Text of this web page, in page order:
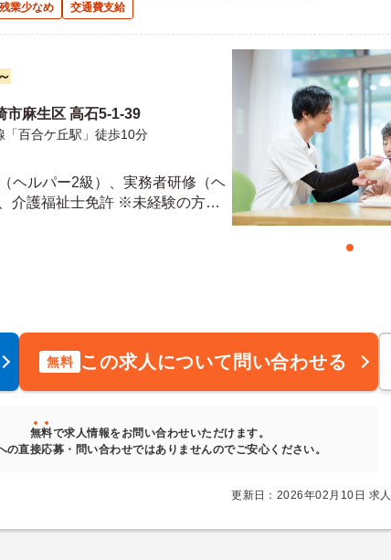
残業少なめ 交通費支給
市麻生区 高石5-1-39
「百合ケ丘駅」徒歩10分
ヘルパー2級）、実務者研修（ヘ
介護福祉士免許 ※未経験の方も
無料 この求人について問い合わせる
無料で求人情報をお問い合わせいただけます。
の直接応募・問い合わせではありませんのでご安心ください。
更新日：2026年02月10日 求